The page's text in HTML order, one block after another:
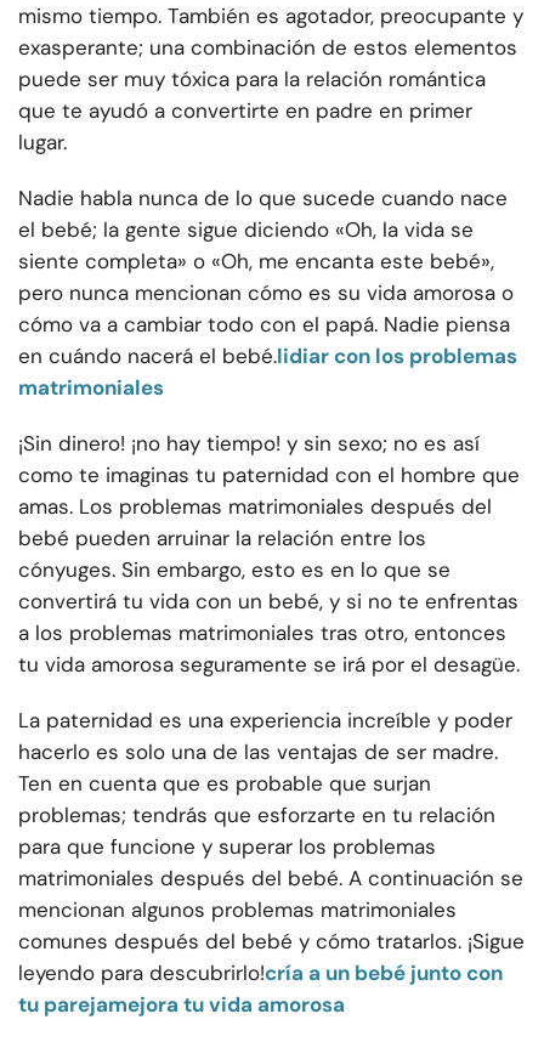
mismo tiempo. También es agotador, preocupante y
exasperante; una combinación de estos elementos
puede ser muy tóxica para la relación romántica
que te ayudó a convertirte en padre en primer
lugar.
Nadie habla nunca de lo que sucede cuando nace
el bebé; la gente sigue diciendo «Oh, la vida se
siente completa» o «Oh, me encanta este bebé»,
pero nunca mencionan cómo es su vida amorosa o
cómo va a cambiar todo con el papá. Nadie piensa
en cuándo nacerá el bebé.lidiar con los problemas
matrimoniales
¡Sin dinero! ¡no hay tiempo! y sin sexo; no es así
como te imaginas tu paternidad con el hombre que
amas. Los problemas matrimoniales después del
bebé pueden arruinar la relación entre los
cónyuges. Sin embargo, esto es en lo que se
convertirá tu vida con un bebé, y si no te enfrentas
a los problemas matrimoniales tras otro, entonces
tu vida amorosa seguramente se irá por el desagüe.
La paternidad es una experiencia increíble y poder
hacerlo es solo una de las ventajas de ser madre.
Ten en cuenta que es probable que surjan
problemas; tendrás que esforzarte en tu relación
para que funcione y superar los problemas
matrimoniales después del bebé. A continuación se
mencionan algunos problemas matrimoniales
comunes después del bebé y cómo tratarlos. ¡Sigue
leyendo para descubrirlo!cría a un bebé junto con
tu parejamejora tu vida amorosa